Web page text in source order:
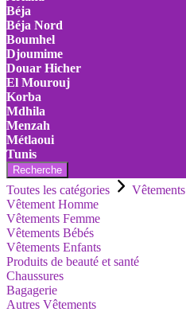
Béja
Béja Nord
Boumhel
Djoumime
Douar Hicher
El Mourouj
Korba
Mdhila
Menzah
Métlaoui
Tunis
Recherche
Toutes les catégories Vêtements
Vêtement Homme
Vêtements Femme
Vêtements Bébés
Vêtements Enfants
Produits de beauté et santé
Chaussures
Bagagerie
Autres Vêtements